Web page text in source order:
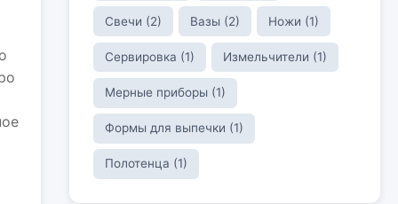
Свечи (2) Вазы (2) Ножи (1)
Сервировка (1) Измельчители (1)
Мерные приборы (1)
Формы для выпечки (1)
Полотенца (1)